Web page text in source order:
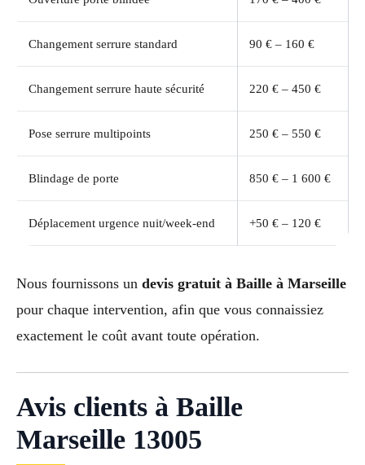
Changement serrure standard 90 € – 160 €
Changement serrure haute sécurité 220 € – 450 €
Pose serrure multipoints 250 € – 550 €
Blindage de porte 850 € – 1 600 €
Déplacement urgence nuit/week-end +50 € – 120 €
Nous fournissons un devis gratuit à Baille à Marseille
pour chaque intervention, afin que vous connaissiez
exactement le coût avant toute opération.
Avis clients à Baille
Marseille 13005